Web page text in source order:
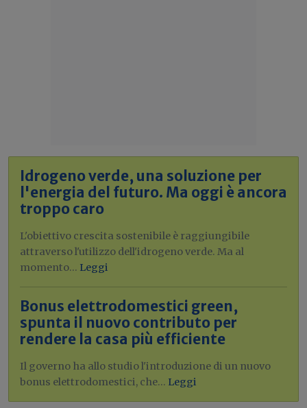
Idrogeno verde, una soluzione per
l'energia del futuro. Ma oggi è ancora
troppo caro
L'obiettivo crescita sostenibile è raggiungibile
attraverso l'utilizzo dell'idrogeno verde. Ma al
momento... Leggi
Bonus elettrodomestici green,
spunta il nuovo contributo per
rendere la casa più efficiente
Il governo ha allo studio l'introduzione di un nuovo
bonus elettrodomestici, che... Leggi